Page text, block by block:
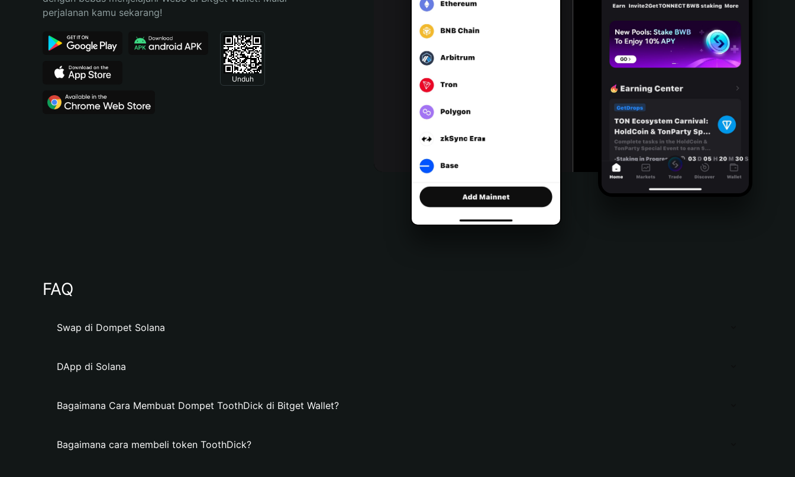
Español (Argentina)
perjalanan kamu sekarang!
Unduh
FAQ
Swap di Dompet Solana
DApp di Solana
Bagaimana Cara Membuat Dompet ToothDick di Bitget Wallet?
Bagaimana cara membeli token ToothDick?